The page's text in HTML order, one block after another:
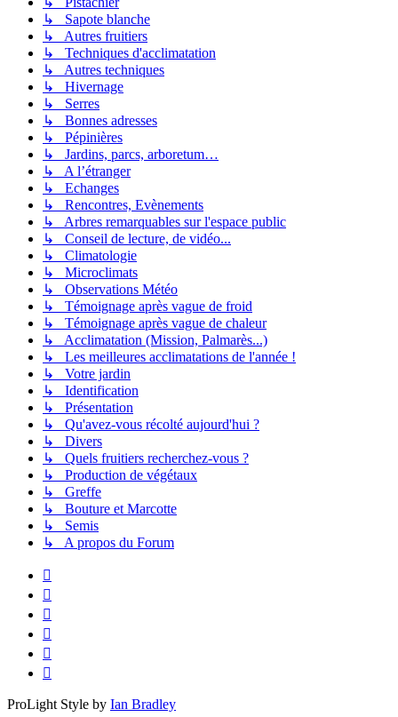
↳ Sapote blanche
↳ Autres fruitiers
↳ Techniques d'acclimatation
↳ Autres techniques
↳ Hivernage
↳ Serres
↳ Bonnes adresses
↳ Pépinières
↳ Jardins, parcs, arboretum…
↳ A l’étranger
↳ Echanges
↳ Rencontres, Evènements
↳ Arbres remarquables sur l'espace public
↳ Conseil de lecture, de vidéo...
↳ Climatologie
↳ Microclimats
↳ Observations Météo
↳ Témoignage après vague de froid
↳ Témoignage après vague de chaleur
↳ Acclimatation (Mission, Palmarès...)
↳ Les meilleures acclimatations de l'année !
↳ Votre jardin
↳ Identification
↳ Présentation
↳ Qu'avez-vous récolté aujourd'hui ?
↳ Divers
↳ Quels fruitiers recherchez-vous ?
↳ Production de végétaux
↳ Greffe
↳ Bouture et Marcotte
↳ Semis
↳ A propos du Forum
ProLight Style by Ian Bradley